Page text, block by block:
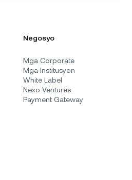
Negosyo
Mga Corporate
Mga Institusyon
White Label
Nexo Ventures
Payment Gateway